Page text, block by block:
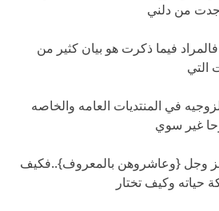
من دلني
فيما ذكرت هو بيان كثير من
التي
في المنتديات العامه والخاصه
غير سوي
وجل {وعاشروهن بالمعروف}..فكيف
حياته وكيف تختار